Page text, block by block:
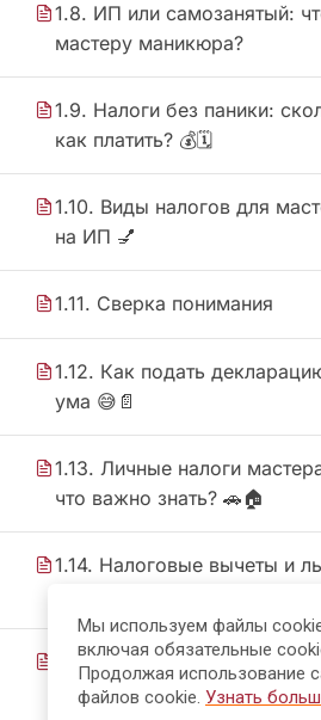
1.8. ИП или самозанятый:
мастеру маникюра?
1.9. Налоги без паники:
как платить? 💰🗓️
1.10. Виды налогов для
на ИП 💅
1.11. Сверка понимания
1.12. Как подать
ума 😅📄
1.13. Личные налоги
что важно знать? 🚗🏠
1.14. Налоговые вычеты и
1.15. Финансовые риски
и как их избежать 🚨💅
Мы используем файлы
включая обязательные
Продолжая использование
файлов cookie. Узнать